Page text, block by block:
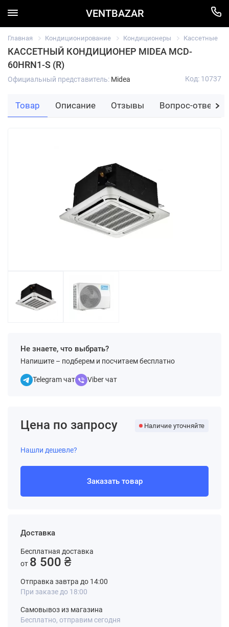
VENTBAZAR
Главная Кондиционирование Кондиционеры Кассетные
КАССЕТНЫЙ КОНДИЦИОНЕР MIDEA MCD-
60HRN1-S (R)
Официальный представитель: Midea Код: 10737
Не знаете, что выбрать?
Напишите – подберем и посчитаем бесплатно
Telegram чат Viber чат
Доставка
Бесплатная доставка
от 8 500 ₴
Отправка завтра до 14:00
При заказе до 18:00
Самовывоз из магазина
Бесплатно, отправим сегодня
Цена по запросу Наличие уточняйте
Нашли дешевле?
Заказать товар
Товар Описание Отзывы Вопрос-ответ